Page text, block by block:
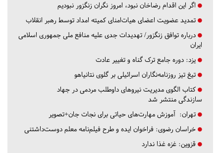
اگر این اقدام رضاخان نبود، امروز نگران زنگزور نبودیم
تمدید عضویت اعضای هیات‌امنای کمیته امداد توسط رهبر انقلاب
درباره توافق زنگزور/ تهدیدات جدی علیه منافع ملی جمهوری اسلامی
ایران
یزد: دوره جامع ترک گناه و تغییر عادت
تیغ تیز روزنامه‌نگاران اسرائیلی بر گلوی نتانیاهو
کتاب الگوی مدیریت نیروهای داوطلب مردمی در جهاد
سازندگی منتشر شد
تهران: آموزش مهارت‌های حیاتی برای نجات جان+تصویر
خراسان رضوی: فراخوان ایده و طرح فیلم‌نامه معلم دوست‌داشتنی
قزوین: غزه غذا ندارد